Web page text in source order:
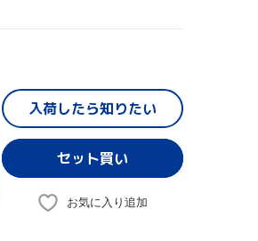
入荷したら知りたい
お気に入り追加